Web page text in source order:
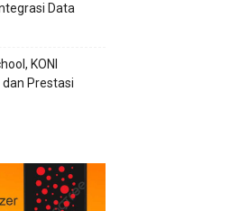
Data
KONI
Prestasi